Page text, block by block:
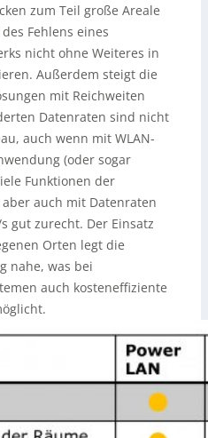
zum Teil große Areale
Fehlens eines
nicht ohne Weiteres in
Außerdem steigt die
mit Reichweiten
Datenraten sind nicht
auch wenn mit WLAN-
(oder sogar
Funktionen der
auch mit Datenraten
gut zurecht. Der Einsatz
Orten legt die
nahe, was bei
auch kosteneffiziente